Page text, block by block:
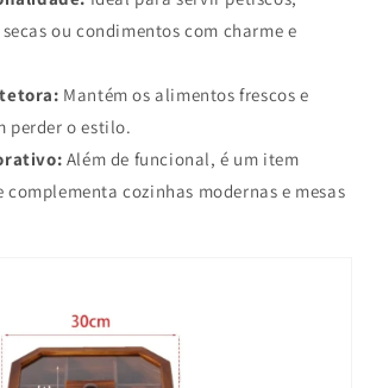
ou condimentos com charme e
Mantém os alimentos frescos e
perder o estilo.
Além de funcional, é um item
cozinhas modernas e mesas